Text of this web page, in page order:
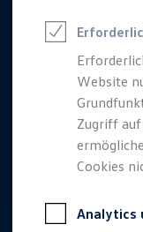
Wir bei
Standorte
Karriere
Talentpool
Deine Bewerbung
Website
Zugriff
Cookies
Analytics